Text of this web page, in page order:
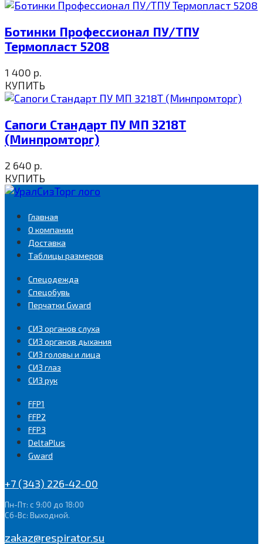
Ботинки Профессионал ПУ/ТПУ
Термопласт 5208
1 400 р.
КУПИТЬ
Сапоги Стандарт ПУ МП 3218Т
(Минпромторг)
2 640 р.
КУПИТЬ
Главная
О компании
Доставка
Таблицы размеров
Спецодежда
Спецобувь
Перчатки Gward
СИЗ органов слуха
СИЗ органов дыхания
СИЗ головы и лица
СИЗ глаз
СИЗ рук
FFP1
FFP2
FFP3
DeltaPlus
Gward
+7 (343) 226-42-00
Пн-Пт: с 9:00 до 18:00
Сб-Вс: Выходной.
zakaz@respirator.su